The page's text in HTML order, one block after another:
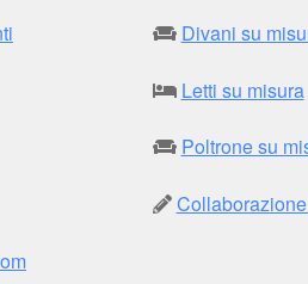
Divani su
Letti su misura
Poltrone su